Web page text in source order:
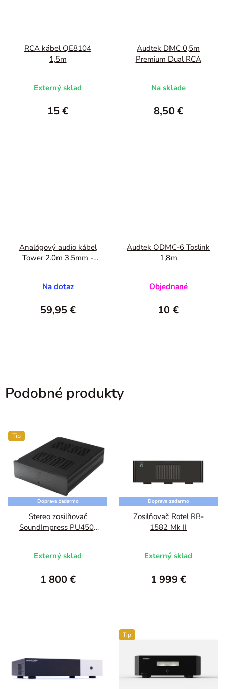
RCA kábel QE8104
1,5m
Externý sklad
15 €
Audtek DMC 0,5m
Premium Dual RCA
Na sklade
8,50 €
Analógový audio kábel
Tower 2.0m 3.5mm -
Na dotaz
59,95 €
Audtek ODMC-6 Toslink
1,8m
Objednané
10 €
Podobné produkty
Tip
Doprava zadarmo
Stereo zosilňovač
SoundImpress PU450-
Externý sklad
1 800 €
Doprava zadarmo
Zosilňovač Rotel RB-
1582 Mk II
Externý sklad
1 999 €
Tip